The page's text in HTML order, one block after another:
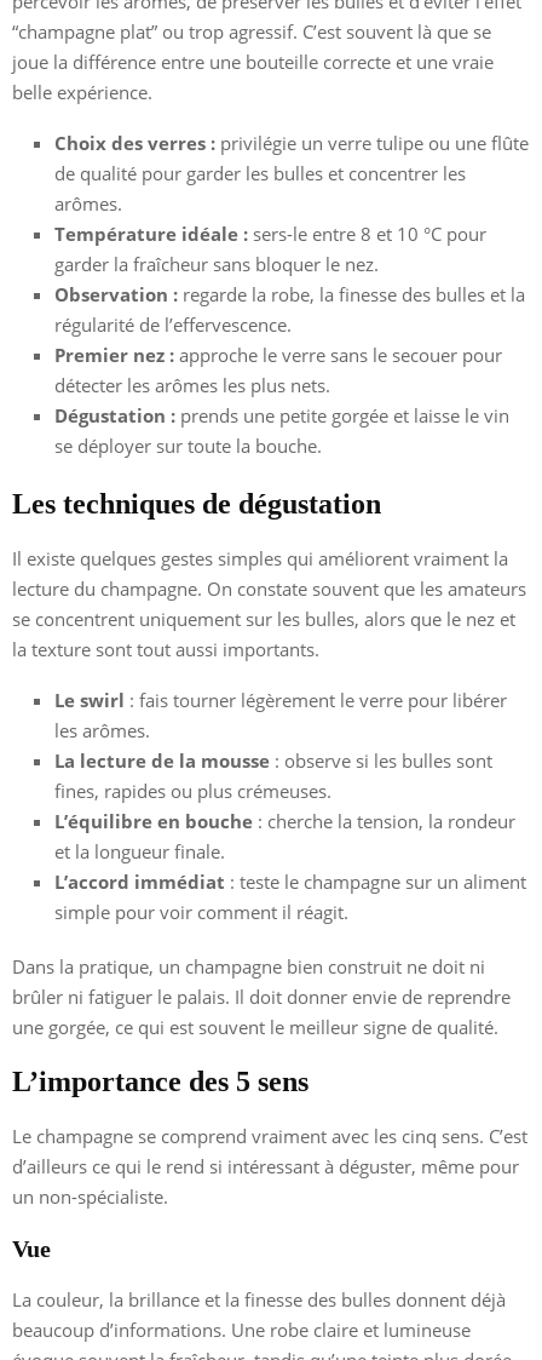
“champagne plat” ou trop agressif. C’est souvent là que se
joue la différence entre une bouteille correcte et une vraie
belle expérience.
Choix des verres : privilégie un verre tulipe ou une flûte
de qualité pour garder les bulles et concentrer les
arômes.
Température idéale : sers-le entre 8 et 10 °C pour
garder la fraîcheur sans bloquer le nez.
Observation : regarde la robe, la finesse des bulles et la
régularité de l’effervescence.
Premier nez : approche le verre sans le secouer pour
détecter les arômes les plus nets.
Dégustation : prends une petite gorgée et laisse le vin
se déployer sur toute la bouche.
Les techniques de dégustation
Il existe quelques gestes simples qui améliorent vraiment la
lecture du champagne. On constate souvent que les amateurs
se concentrent uniquement sur les bulles, alors que le nez et
la texture sont tout aussi importants.
Le swirl : fais tourner légèrement le verre pour libérer
les arômes.
La lecture de la mousse : observe si les bulles sont
fines, rapides ou plus crémeuses.
L’équilibre en bouche : cherche la tension, la rondeur
et la longueur finale.
L’accord immédiat : teste le champagne sur un aliment
simple pour voir comment il réagit.
Dans la pratique, un champagne bien construit ne doit ni
brûler ni fatiguer le palais. Il doit donner envie de reprendre
une gorgée, ce qui est souvent le meilleur signe de qualité.
L’importance des 5 sens
Le champagne se comprend vraiment avec les cinq sens. C’est
d’ailleurs ce qui le rend si intéressant à déguster, même pour
un non-spécialiste.
Vue
La couleur, la brillance et la finesse des bulles donnent déjà
beaucoup d’informations. Une robe claire et lumineuse